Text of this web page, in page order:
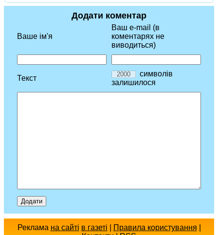
Додати коментар
Ваше ім'я
Ваш e-mail (в
коментарях не
виводиться)
Текст
символів
залишилося
Реклама на сайті в газеті Правила користування